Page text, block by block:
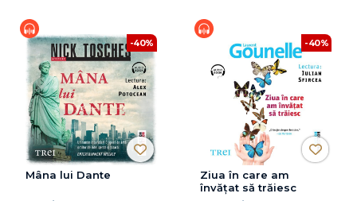
-40%
Mâna lui Dante
-40%
Ziua în care am
învățat să trăiesc